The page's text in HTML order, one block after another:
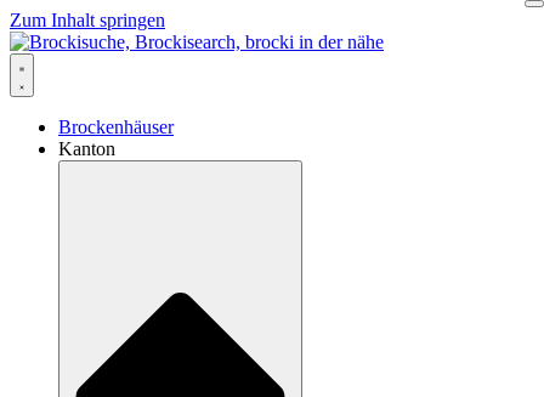
Zum Inhalt springen
Brockenhäuser
Kanton